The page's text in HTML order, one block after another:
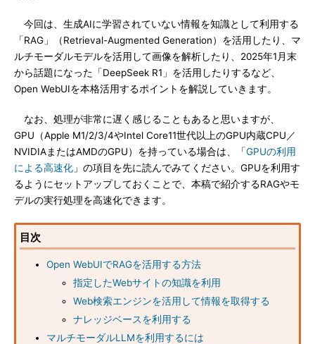
今回は、生成AIに学習されていない情報を知識として利用する
「RAG」（Retrieval-Augmented Generation）を活用したり、マ
ルチモーダルモデルを活用して画像を解析したり、2025年1月末
から話題になった「DeepSeek R1」を活用したりするなど、
Open WebUIを本格活用するポイントを解説していきます。
なお、処理が非常に遅く感じることもあると思いますが、
GPU（Apple M1/2/3/4やIntel Core11世代以上のGPU内蔵CPU／
NVIDIAまたはAMDのGPU）を持っている場合は、「GPUの利用
による高速化 」の項目を先に読んでみてください。GPUを利用す
るようにセットアップしておくことで、本稿で紹介するRAGやモ
デルの実行処理を高速化できます。
目次
Open WebUIでRAGを活用する方法
指定したWebサイトの知識を利用
Web検索エンジンを活用して情報を取得する
ナレッジベースを利用する
マルチモーダルLLMを利用するには